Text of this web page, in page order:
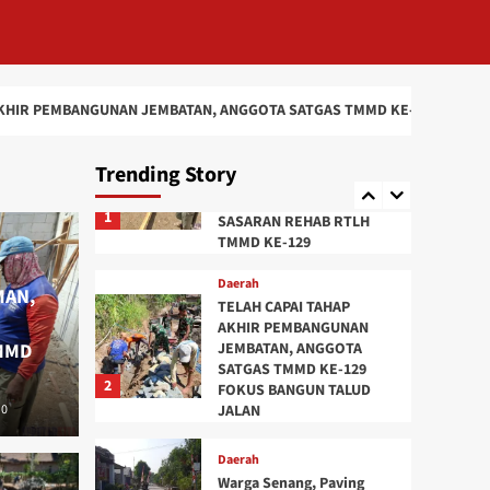
ANGGOTA SATGAS TMMD KE-129 FOKUS BANGUN TALUD
AKHIR
0
Trending Story
5
1
Daerah
SETAMAN, ADAT
SASARAN REHAB RTLH
TMMD KE-129
2
Daerah
TELAH CAPAI TAHAP
AKHIR PEMBANGUNAN
JEMBATAN, ANGGOTA
SATGAS TMMD KE-129
FOKUS BANGUN TALUD
JALAN
Daerah
Warga Senang, Paving